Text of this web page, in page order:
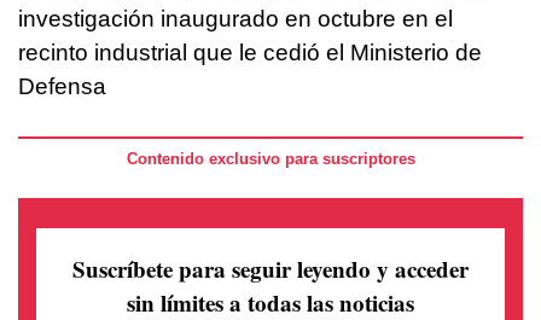
investigación inaugurado en octubre en el
recinto industrial que le cedió el Ministerio de
Defensa
Contenido exclusivo para suscriptores
Suscríbete para seguir leyendo y acceder
sin límites a todas las noticias